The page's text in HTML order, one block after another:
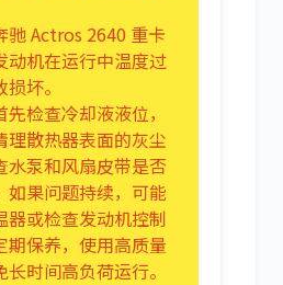
驰 Actros 2640 重卡
动机在运行中温度过
坏。
先检查冷却液液位，
理散热器表面的灰尘
水泵和风扇皮带是否
如果问题持续，可能
器或检查发动机控制
期保养，使用高质量
时间高负荷运行。